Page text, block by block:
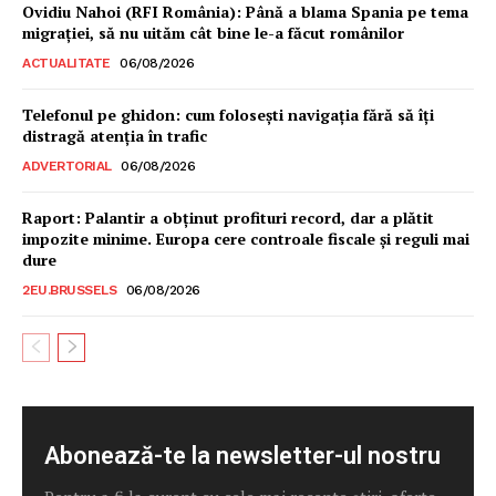
Un proiect
FREEDOM HOUSE ROMÂNIA
PRESShub
Ovidiu Nahoi (RFI România): Până a blama Spania pe tema
migrației, să nu uităm cât bine le-a făcut românilor
ACTUALITATE 06/08/2026
Telefonul pe ghidon: cum folosești navigația fără să îți
distragă atenția în trafic
ADVERTORIAL 06/08/2026
Raport: Palantir a obținut profituri record, dar a plătit
impozite minime. Europa cere controale fiscale și reguli mai
dure
2EU.BRUSSELS 06/08/2026
Abonează-te la newsletter-ul nostru